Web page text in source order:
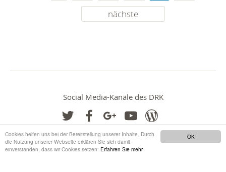
OK
Cookies helfen uns bei der Bereitstellung unserer Inhalte. Durch
die Nutzung unserer Webseite erklären Sie sich damit
einverstanden, dass wir Cookies setzen. Erfahren Sie mehr
nächste
Social Media-Kanäle des DRK